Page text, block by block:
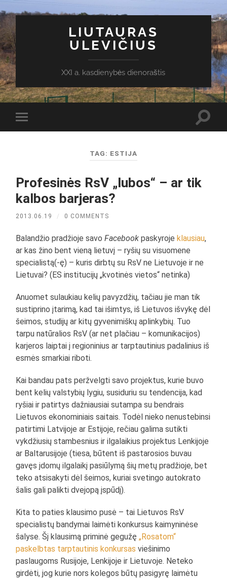
LIUTAURAS
ULEVIČIUS
XXI a. kasdienybės dienoraštis
Toggle
mobile
TAG: ESTIJA
Profesinės RsV „lubos“ – ar tik
kalbos barjeras?
2013.06.19 / 0 COMMENTS
Balandžio pradžioje savoFacebook paskyroje klausiau,
ar kas žino bent vieną lietuvį – ryšių su visuomene
specialistą(-ę) – kuris dirbtų su RsV ne Lietuvoje ir ne
Lietuvai? (ES institucijų „kvotinės vietos“ netinka)
Anuomet sulaukiau kelių pavyzdžių, tačiau jie man tik
sustiprino įtarimą, kad tai išimtys, iš Lietuvos išvykę dėl
šeimos, studijų ar kitų gyvenimiškų aplinkybių. Tuo
tarpu natūralios RsV (ar net plačiau – komunikacijos)
karjeros laiptai į regioninius ar tarptautinius padalinius iš
esmės smarkiai riboti.
Kai bandau pats peržvelgti savo projektus, kurie buvo
bent kelių valstybių lygiu, susiduriu su tendencija, kad
ryšiai ir patirtys dažniausiai sutampa su bendrais
Lietuvos ekonominiais saitais. Todėl nieko nenustebinsi
patirtimi Latvijoje ar Estijoje, rečiau galima sutikti
vykdžiusių stambesnius ir ilgalaikius projektus Lenkijoje
ar Baltarusijoje (tiesa, būtent iš pastarosios buvau
gavęs įdomų ilgalaikį pasiūlymą šių metų pradžioje, bet
teko atsisakyti dėl šeimos, kuriai svetingo autokrato
šalis gali palikti dvejopą įspūdį).
Kita to paties klausimo pusė – tai Lietuvos RsV
specialistų bandymai laimėti konkursus kaimyninėse
šalyse. Šį klausimą priminė gegužę„Rosatom“
paskelbtas tarptautinis konkursas viešinimo
paslaugoms Rusijoje, Lenkijoje ir Lietuvoje. Neteko
girdėti, jog kurie nors kolegos būtų pasigyrę laimėtu